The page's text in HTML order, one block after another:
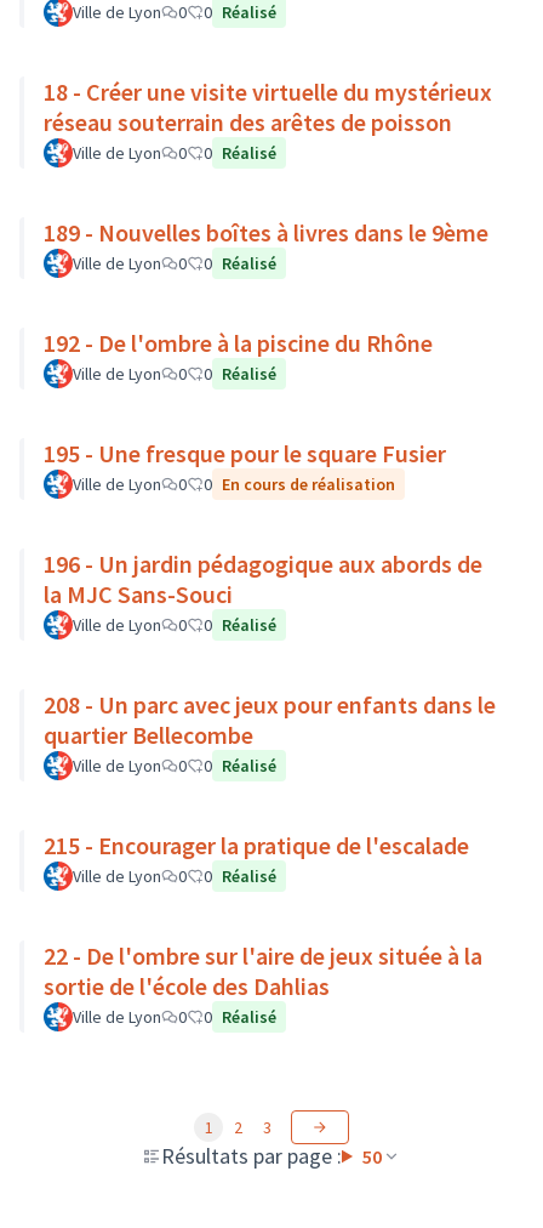
Ville de Lyon 0 0 Réalisé
18 - Créer une visite virtuelle du mystérieux
réseau souterrain des arêtes de poisson
Ville de Lyon 0 0 Réalisé
189 - Nouvelles boîtes à livres dans le 9ème
Ville de Lyon 0 0 Réalisé
192 - De l'ombre à la piscine du Rhône
Ville de Lyon 0 0 Réalisé
195 - Une fresque pour le square Fusier
Ville de Lyon 0 0 En cours de réalisation
196 - Un jardin pédagogique aux abords de
la MJC Sans-Souci
Ville de Lyon 0 0 Réalisé
208 - Un parc avec jeux pour enfants dans le
quartier Bellecombe
Ville de Lyon 0 0 Réalisé
215 - Encourager la pratique de l'escalade
Ville de Lyon 0 0 Réalisé
22 - De l'ombre sur l'aire de jeux située à la
sortie de l'école des Dahlias
Ville de Lyon 0 0 Réalisé
Résultats par page : 50
1 2 3